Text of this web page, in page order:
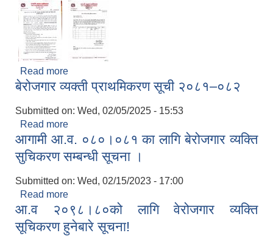
Read more
संलग्न हुन निवेदन दिने सम्बन्धी सूचना ।
बेरोजगार व्यक्ती प्राथमिकरण सूची २०८१–०८२
Submitted on: Wed, 02/05/2025 - 15:53
Read more
आगामी आ.व. ०८०।०८१ का लागि बेरोजगार व्यक्ति
सुचिकरण सम्बन्धी सूचना ।
Submitted on: Wed, 02/15/2023 - 17:00
Read more
सुचिकरण सम्बन्धी सूचना ।
आ.व २०९८।८०को लागि वेरोजगार व्यक्ति
सूचिकरण हुनेबारे सूचना!